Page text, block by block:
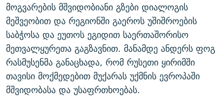
ᲐᲒᲕᲘᲡᲢᲝᲡ ᲝᲛᲘ
ПРИВЕТ ᲙᲣᲚᲢᲣᲠᲐ
მოგვარების მშვიდობიანი გზები დიალოგის
მეშვეობით და რეგიონში გაეროს უშიშროების
საბჭოსა და ეუთოს ეგიდით საერთაშორისო
მეთვალყურეთა გაგზავნით. მანამდე ანდერს ფოგ
რასმუსენმა განაცხადა, რომ რუსეთი ყირიმში
თავისი მოქმედებით მუქარას უქმნის ევროპაში
მშვიდობასა და უსაფრთხოებას.